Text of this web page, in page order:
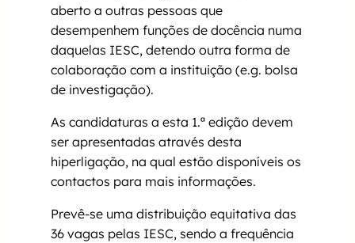
aberto a outras pessoas que
desempenhem funções de docência numa
daquelas IESC, detendo outra forma de
colaboração com a instituição (e.g. bolsa
de investigação).
As candidaturas a esta 1.ª edição devem
ser apresentadas através desta
hiperligação, na qual estão disponíveis os
contactos para mais informações.
Prevê-se uma distribuição equitativa das
36 vagas pelas IESC, sendo a frequência